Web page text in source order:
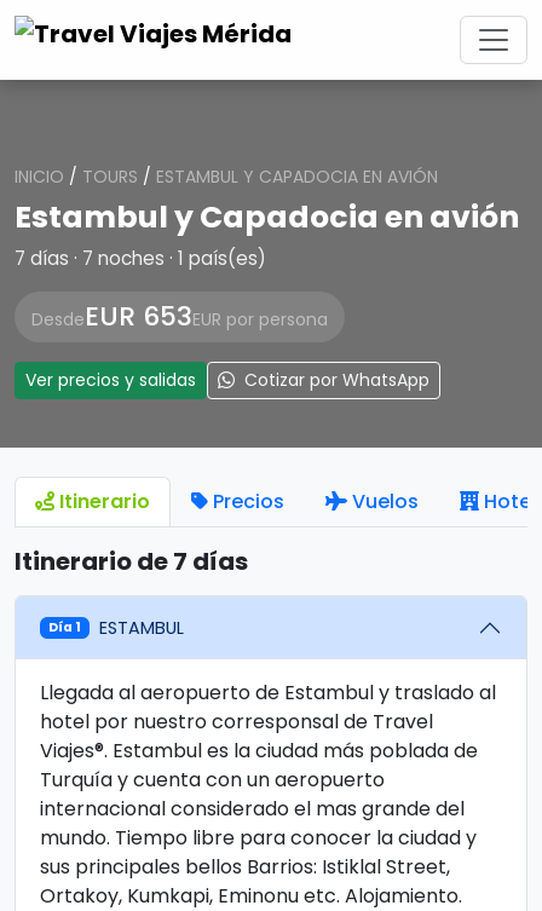
INICIO / TOURS / ESTAMBUL Y CAPADOCIA EN AVIÓN
Estambul y Capadocia en avión
7 días · 7 noches · 1 país(es)
DesdeEUR 653EUR por persona
Ver precios y salidas Cotizar por WhatsApp
Itinerario Precios Vuelos
Itinerario de 7 días
Día 1 ESTAMBUL
Llegada al aeropuerto de Estambul y traslado al
hotel por nuestro corresponsal de Travel
Viajes®. Estambul es la ciudad más poblada de
Turquía y cuenta con un aeropuerto
internacional considerado el mas grande del
mundo. Tiempo libre para conocer la ciudad y
sus principales bellos Barrios: Istiklal Street,
Ortakoy, Kumkapi, Eminonu etc. Alojamiento.